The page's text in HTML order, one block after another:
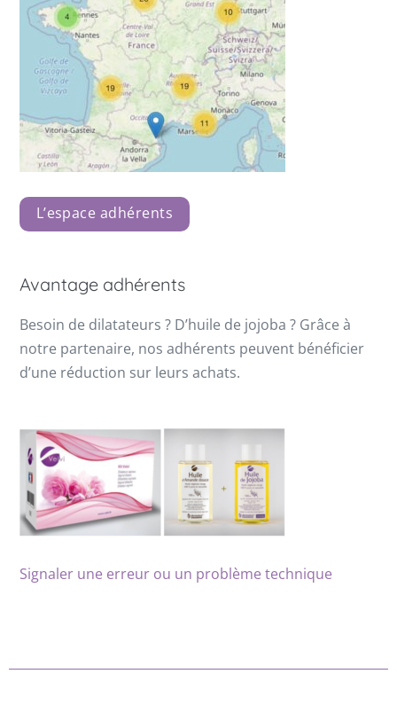
L’espace adhérents
Avantage adhérents
Besoin de dilatateurs ? D’huile de jojoba ? Grâce à
notre partenaire, nos adhérents peuvent bénéficier
d’une réduction sur leurs achats.
Signaler une erreur ou un problème technique